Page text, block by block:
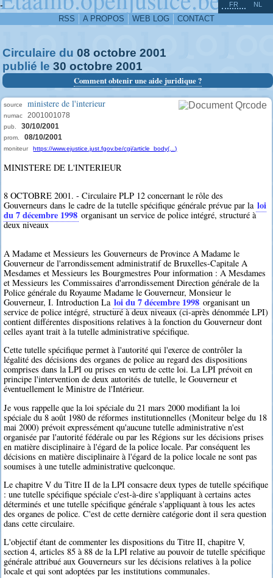
-
RSS A PROPOS WEB LOG CONTACT
FR NL
Circulaire du 08 octobre 2001
publié le 30 octobre 2001
Comment obtenir une aide juridique ?
source ministere de l'interieur
numac 2001001078
pub. 30/10/2001
prom. 08/10/2001
moniteur https://www.ejustice.just.fgov.be/cgi/article_body(...)
MINISTERE DE L'INTERIEUR
8 OCTOBRE 2001. - Circulaire PLP 12 concernant le rôle des
Gouverneurs dans le cadre de la tutelle spécifique générale prévue par la loi
du 7 décembre 1998 organisant un service de police intégré, structuré à
deux niveaux
A Madame et Messieurs les Gouverneurs de Province A Madame le
Gouverneur de l'arrondissement administratif de Bruxelles-Capitale A
Mesdames et Messieurs les Bourgmestres Pour information : A Mesdames
et Messieurs les Commissaires d'arrondissement Direction générale de la
Police générale du Royaume Madame le Gouverneur, Monsieur le
Gouverneur, I. Introduction La loi du 7 décembre 1998 organisant un
service de police intégré, structuré à deux niveaux (ci-après dénommée LPI)
contient différentes dispositions relatives à la fonction du Gouverneur dont
celles ayant trait à la tutelle administrative spécifique.
Cette tutelle spécifique permet à l'autorité qui l'exerce de contrôler la
légalité des décisions des organes de police au regard des dispositions
comprises dans la LPI ou prises en vertu de cette loi. La LPI prévoit en
principe l'intervention de deux autorités de tutelle, le Gouverneur et
éventuellement le Ministre de l'Intérieur.
Je vous rappelle que la loi spéciale du 21 mars 2000 modifiant la loi
spéciale du 8 août 1980 de réformes institutionnelles (Moniteur belge du 18
mai 2000) prévoit expressément qu'aucune tutelle administrative n'est
organisée par l'autorité fédérale ou par les Régions sur les décisions prises
en matière disciplinaire à l'égard de la police locale. Par conséquent les
décisions en matière disciplinaire à l'égard de la police locale ne sont pas
soumises à une tutelle administrative quelconque.
Le chapitre V du Titre II de la LPI consacre deux types de tutelle spécifique
: une tutelle spécifique spéciale c'est-à-dire s'appliquant à certains actes
déterminés et une tutelle spécifique générale s'appliquant à tous les actes
des organes de police. C'est de cette dernière catégorie dont il sera question
dans cette circulaire.
L'objectif étant de commenter les dispositions du Titre II, chapitre V,
section 4, articles 85 à 88 de la LPI relative au pouvoir de tutelle spécifique
générale attribué aux Gouverneurs sur les décisions relatives à la police
locale et qui sont adoptées par les institutions communales.
^